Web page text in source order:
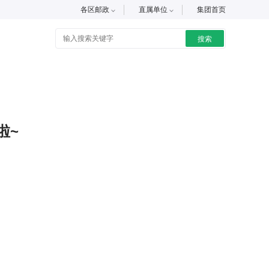
集团首页
直属单位
各区邮政
搜索
~